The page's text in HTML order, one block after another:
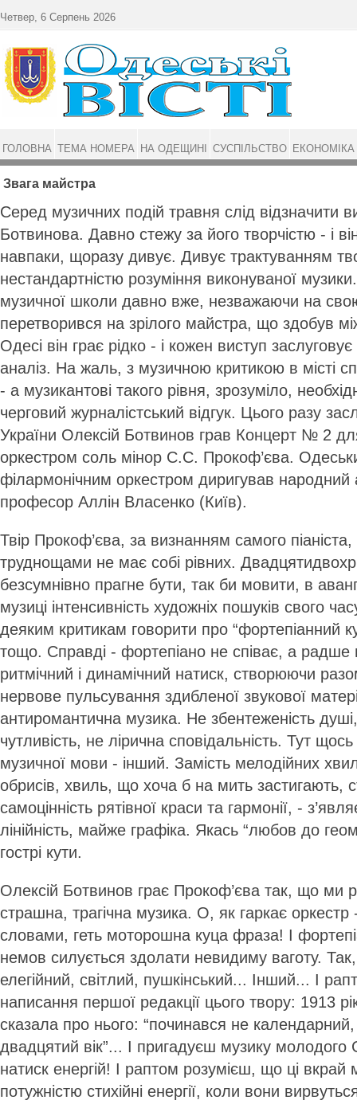
Звага майстра
Серед музичних подій травня слід відзначити
Ботвинова. Давно стежу за його творчістю - і
навпаки, щоразу дивує. Дивує трактуванням
нестандартністю розуміння виконуваної
музичної школи давно вже, незважаючи на
перетворився на зрілого майстра, що здобув
Одесі він грає рідко - і кожен виступ
аналіз. На жаль, з музичною критикою в місті
- а музикантові такого рівня, зрозуміло,
черговий журналістський відгук. Цього разу
України Олексій Ботвинов грав Концерт № 2
оркестром соль мінор С.С. Прокоф’єва.
філармонічним оркестром диригував народний
професор Аллін Власенко (Київ).
Твір Прокоф’єва, за визнанням самого
труднощами не має собі рівних.
безсумнівно прагне бути, так би мовити, в
музиці інтенсивність художніх пошуків свого
деяким критикам говорити про “фортепіанний
тощо. Справді - фортепіано не співає, а
ритмічний і динамічний натиск, створюючи
нервове пульсування здибленої звукової
антиромантична музика. Не збентеженість
чутливість, не лірична сповідальність. Тут
музичної мови - інший. Замість мелодійних
обрисів, хвиль, що хоча б на мить застигають,
самоцінність рятівної краси та гармонії, -
лінійність, майже графіка. Якась “любов до
гострі кути.
Олексій Ботвинов грає Прокоф’єва так, що ми
страшна, трагічна музика. О, як гаркає оркестр
словами, геть моторошна куца фраза! І
немов силується здолати невидиму ваготу.
елегійний, світлий, пушкінський... Інший... І
написання першої редакції цього твору: 1913
сказала про нього: “починався не
двадцятий вік”... І пригадуєш музику молодого
натиск енергій! І раптом розумієш, що ці
потужністю стихійні енергії, коли вони
Четвер, 6 Серпень 2026
ГОЛОВНА ТЕМА НОМЕРА НА ОДЕЩИНІ СУСПІЛЬСТВО ЕКОНОМІКА